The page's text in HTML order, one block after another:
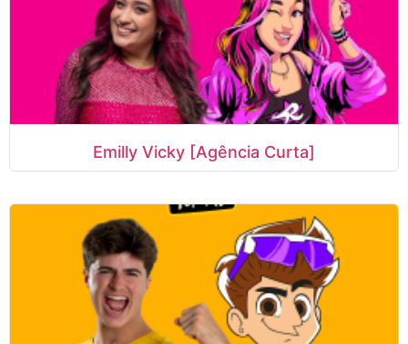
Emilly Vicky [Agência Curta]